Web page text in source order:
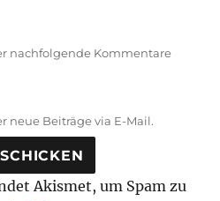
nachfolgende Kommentare
neue Beiträge via E-Mail.
Akismet, um Spam zu